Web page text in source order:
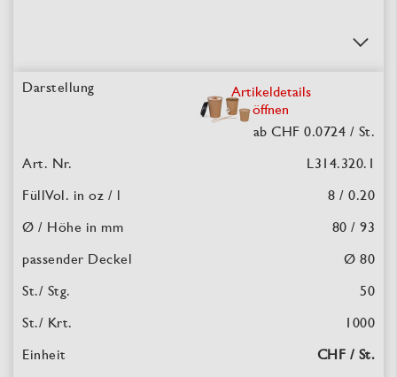
Artikeldetails
öffnen
ab CHF 0.0724 / St.
L314.320.1
8 / 0.20
80 / 93
Ø 80
50
1000
CHF / St.